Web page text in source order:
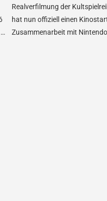
Realverfilmung der
hat nun offiziell einen
Zusammenarbeit mit